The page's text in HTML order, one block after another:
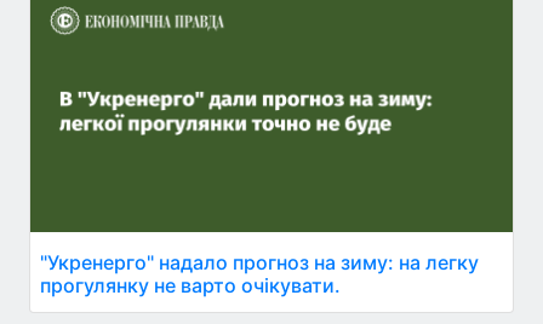
"Укренерго" надало прогноз на зиму: на легку
прогулянку не варто очікувати.